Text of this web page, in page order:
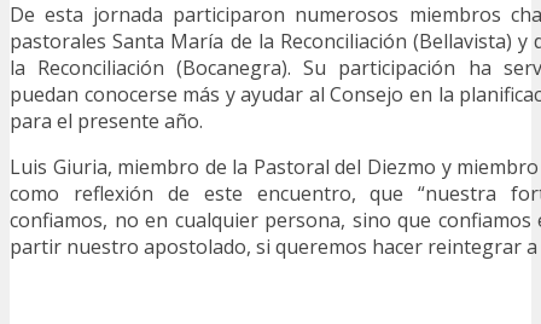
De esta jornada participaron numerosos miembros
pastorales Santa María de la Reconciliación (Bellavista) y
la Reconciliación (Bocanegra). Su participación ha
puedan conocerse más y ayudar al Consejo en la
para el presente año.
Luis Giuria, miembro de la Pastoral del Diezmo y
como reflexión de este encuentro, que “nuestra
confiamos, no en cualquier persona, sino que confiamos
partir nuestro apostolado, si queremos hacer reintegrar a